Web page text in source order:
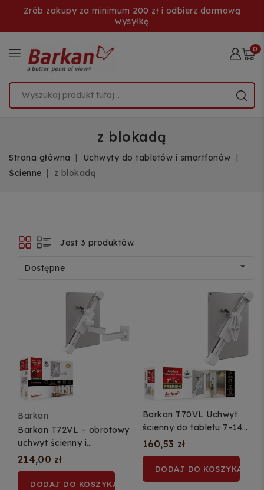
Zrób zakupy za minimum 200 zł i odbierz darmową
wysyłkę
0
z blokadą
Strona główna
Uchwyty do tabletów i smartfonów
Ścienne
z blokadą
Jest 3 produktów.
Dostępne 
Barkan
Barkan T72VL – obrotowy
uchwyt ścienny i
podszafkowy do tabletu
7–14″ z blokadą
214,00 zł
DODAJ DO KOSZYKA
Barkan T70VL Uchwyt
ścienny do tabletu 7–14
cali z blokadą
160,53 zł
DODAJ DO KOSZYKA